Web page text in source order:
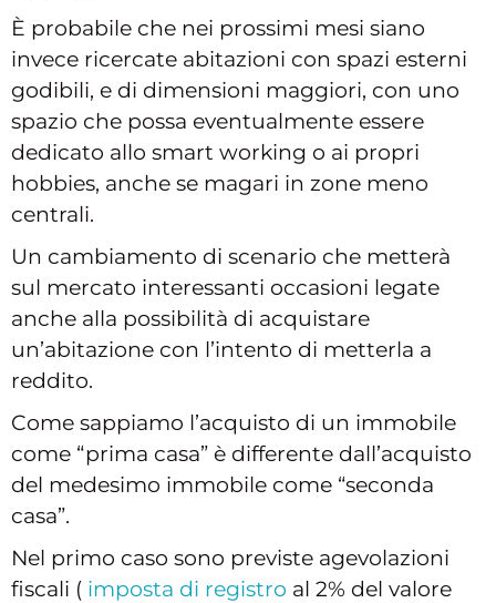
È probabile che nei prossimi mesi siano
invece ricercate abitazioni con spazi esterni
godibili, e di dimensioni maggiori, con uno
spazio che possa eventualmente essere
dedicato allo smart working o ai propri
hobbies, anche se magari in zone meno
centrali.
Un cambiamento di scenario che metterà
sul mercato interessanti occasioni legate
anche alla possibilità di acquistare
un’abitazione con l’intento di metterla a
reddito.
Come sappiamo l’acquisto di un immobile
come “prima casa” è differente dall’acquisto
del medesimo immobile come “seconda
casa”.
Nel primo caso sono previste agevolazioni
fiscali ( imposta di registro al 2% del valore